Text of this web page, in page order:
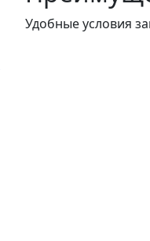
Удобные условия